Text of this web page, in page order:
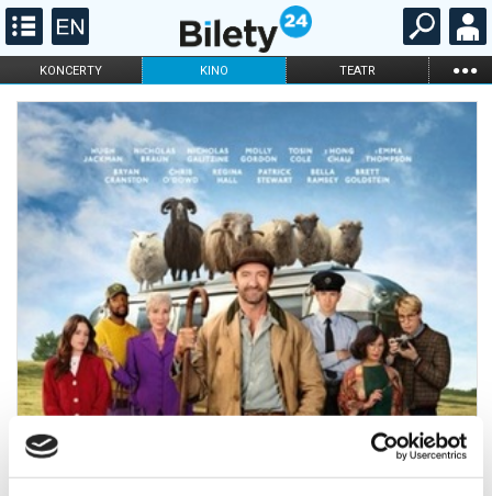
KONCERTY KINO TEATR ...
FILHARMONIA OPERA I BALET
DLA DZIECI
KARNETY